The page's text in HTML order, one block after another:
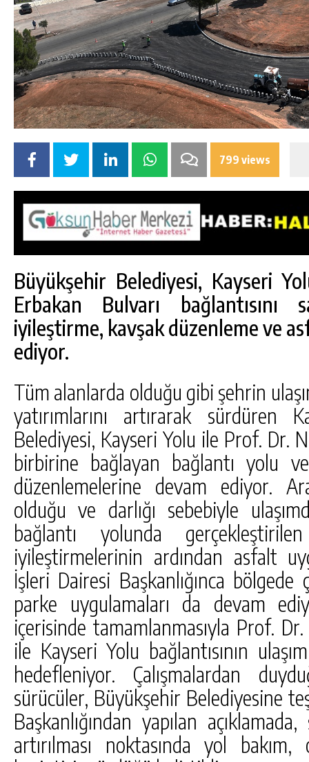
799 views
Büyükşehir Belediyesi, Kayseri
Erbakan Bulvarı bağlantısını
iyileştirme, kavşak düzenleme ve
ediyor.
Tüm alanlarda olduğu gibi şehrin
yatırımlarını artırarak sürdüren
Belediyesi, Kayseri Yolu ile Prof. Dr.
birbirine bağlayan bağlantı yolu
düzenlemelerine devam ediyor.
olduğu ve darlığı sebebiyle
bağlantı yolunda
iyileştirmelerinin ardından asfalt
İşleri Dairesi Başkanlığınca
parke uygulamaları da devam
içerisinde tamamlanmasıyla Prof.
ile Kayseri Yolu bağlantısının
hedefleniyor. Çalışmalardan
sürücüler, Büyükşehir Belediyesine
Başkanlığından yapılan
artırılması noktasında yol